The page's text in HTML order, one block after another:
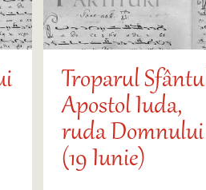
Troparul
Apostol Iuda,
ruda Domnului
(19 Iunie)